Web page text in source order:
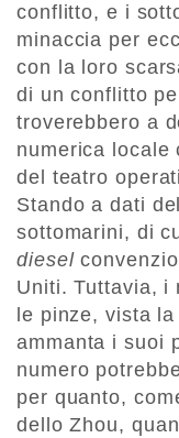
conflitto, e i
minaccia per
con la loro
di un conflitto
troverebbero a
numerica locale
del teatro
Stando a dati
sottomarini, di
diesel
Uniti. Tuttavia, i
le pinze, vista
ammanta i suoi
numero
per quanto,
dello Zhou,